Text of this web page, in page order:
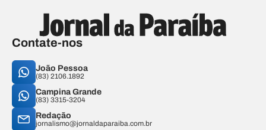
Contate-nos
João Pessoa
(83) 2106.1892
Campina Grande
(83) 3315-3204
Redação
jornalismo@jornaldaparaiba.com.br